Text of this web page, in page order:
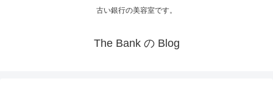
古い銀行の美容室です。
The Bank の Blog